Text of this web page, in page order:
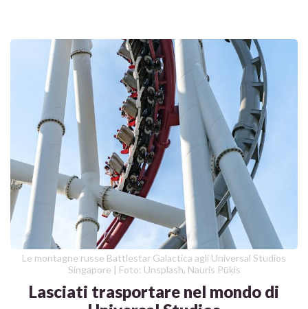
Le montagne russe Battlestar Galactica agli Universal Studios
Singapore | Foto: Unsplash, Nauris Pūķis
Lasciati trasportare nel mondo di